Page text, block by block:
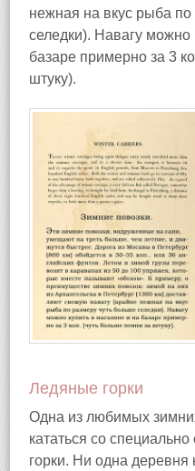
нежная на вкус рыба
селедки). Навагу можно
базаре примерно за 3
штуку).
Ледяные горки
Одна из любимых
кататься со
горки. Ни одна деревня